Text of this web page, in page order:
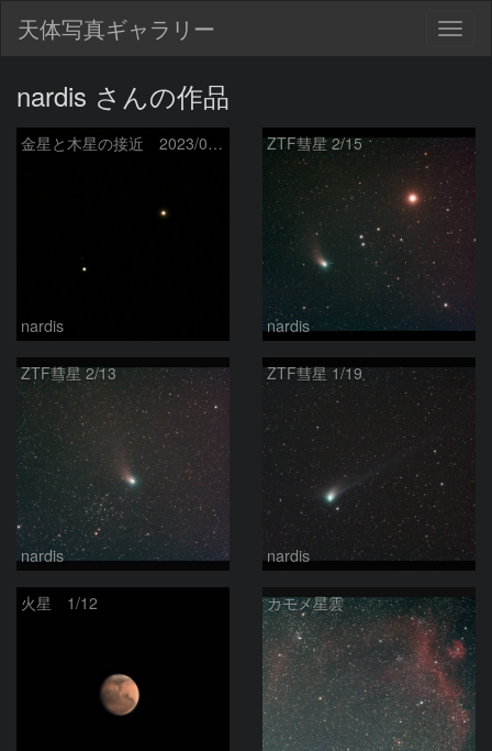
天体写真ギャラリー
nardis さんの作品
金星と木星の接近 2023/03/02
nardis
ZTF彗星 2/15
nardis
ZTF彗星 2/13
nardis
ZTF彗星 1/19
nardis
火星 1/12 カモメ星雲